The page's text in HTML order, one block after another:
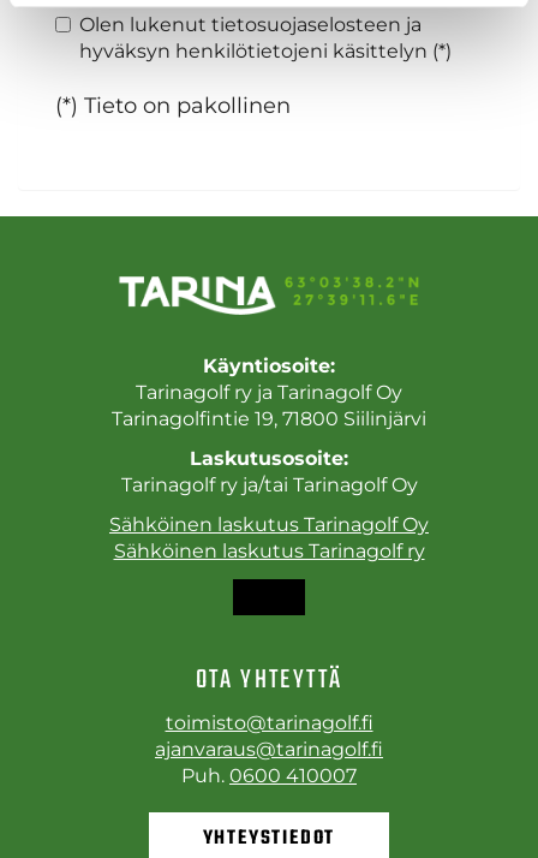
Olen lukenut tietosuojaselosteen ja
hyväksyn henkilötietojeni käsittelyn (*)
(*) Tieto on pakollinen
Käyntiosoite:
Tarinagolf ry ja Tarinagolf Oy
Tarinagolfintie 19, 71800 Siilinjärvi
Laskutusosoite:
Tarinagolf ry ja/tai Tarinagolf Oy
Sähköinen laskutus Tarinagolf Oy
Sähköinen laskutus Tarinagolf ry
OTA YHTEYTTÄ
toimisto@tarinagolf.fi
ajanvaraus@tarinagolf.fi
Puh. 0600 410007
YHTEYSTIEDOT